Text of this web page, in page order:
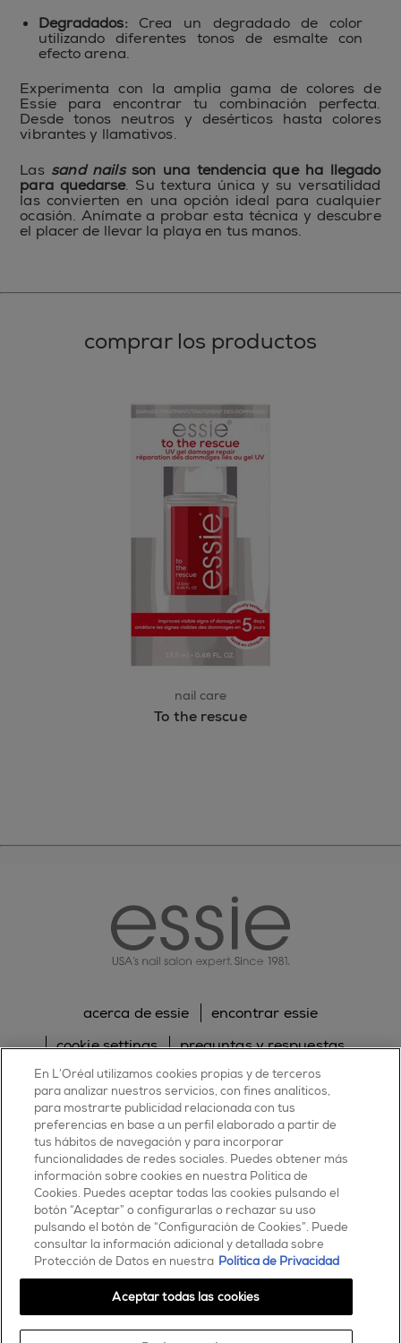
Degradados:Crea un degradado de color
utilizando diferentes tonos de esmalte con
efecto arena.
Experimenta con la amplia gama de colores de
Essie para encontrar tu combinación perfecta.
Desde tonos neutros y desérticos hasta colores
vibrantes y llamativos.
Las sand nailsson una tendencia que ha llegado
para quedarse. Su textura única y su versatilidad
las convierten en una opción ideal para cualquier
ocasión. Anímate a probar esta técnica y descubre
el placer de llevar la playa en tus manos.
comprar los productos
nail care
To the rescue
acerca de essie
encontrar essie
cookie settings
preguntas y respuestas
sitemap
contacta con nosotros
política de cookies
política de privacidad
facebooktwitterpinterestyoutube
ESSIE
30, rue d’Alsace – 92300 Levallois-Perret
FRANCE
En L’Oréal utilizamos cookies propias y de terceros
para analizar nuestros servicios, con fines analíticos,
para mostrarte publicidad relacionada con tus
preferencias en base a un perfil elaborado a partir de
tus hábitos de navegación y para incorporar
funcionalidades de redes sociales. Puedes obtener más
información sobre cookies en nuestra Política de
Cookies. Puedes aceptar todas las cookies pulsando el
botón “Aceptar” o configurarlas o rechazar su uso
pulsando el botón de “Configuración de Cookies”. Puede
consultar la información adicional y detallada sobre
Protección de Datos en nuestra Política de Privacidad
Aceptar todas las cookies